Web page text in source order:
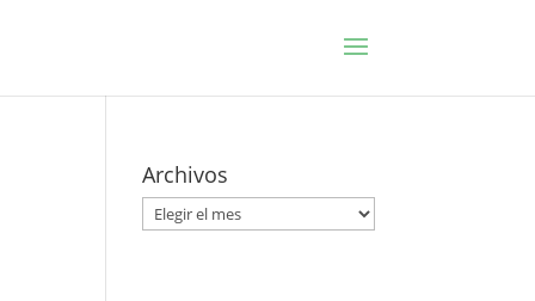
Archivos
Archivos